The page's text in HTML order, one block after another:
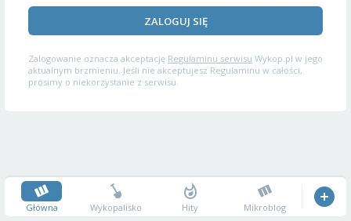
ZALOGUJ SIĘ
Zalogowanie oznacza akceptację Regulaminu serwisu Wykop.pl w jego
aktualnym brzmieniu. Jeśli nie akceptujesz Regulaminu w całości,
prosimy o niekorzystanie z serwisu.
Główna Wykopalisko Hity Mikroblog